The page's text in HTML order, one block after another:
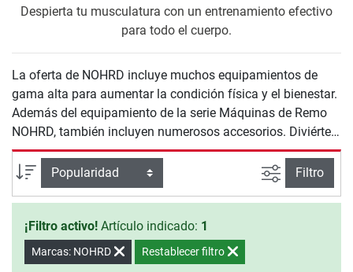
Despierta tu musculatura con un entrenamiento efectivo
para todo el cuerpo.
La oferta de NOHRD incluye muchos equipamientos de
gama alta para aumentar la condición física y el bienestar.
Además del equipamiento de la serie Máquinas de Remo
NOHRD, también incluyen numerosos accesorios. Diviértete
entrenando con NOHRD.
Ordenar por
Busqueda
Filtro
¡Filtro activo! Artículo indicado: 1
Marcas: NOHRD Restablecer filtro